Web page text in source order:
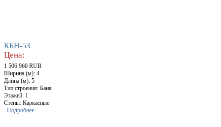
КБН-53
Цена:
1 506 960 RUB
Ширина (м): 4
Длина (м): 5
Тип строения: Баня
Этажей: 1
Стены: Каркасные
Подробнее